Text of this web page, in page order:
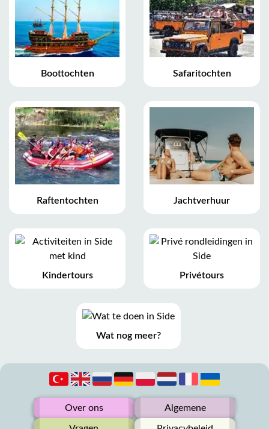
Boottochten Safaritochten
Raftentochten Jachtverhuur
Kindertours Privétours
Wat nog meer?
Over ons Algemene